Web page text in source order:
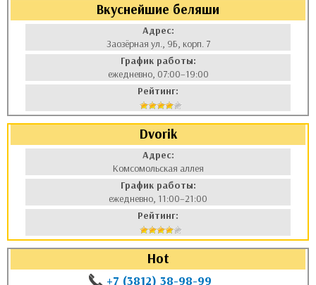
Вкуснейшие беляши
Адрес:
Заозёрная ул., 9Б, корп. 7
График работы:
ежедневно, 07:00–19:00
Рейтинг:
Dvorik
Адрес:
Комсомольская аллея
График работы:
ежедневно, 11:00–21:00
Рейтинг:
Hot
+7 (3812) 38-98-99